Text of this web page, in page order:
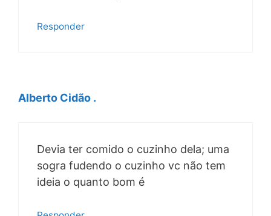
Responder
Alberto Cidão .
Devia ter comido o cuzinho dela; uma
sogra fudendo o cuzinho vc não tem
ideia o quanto bom é